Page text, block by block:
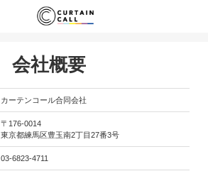
会社概要
カーテンコール合同会社
〒176-0014
東京都練馬区豊玉南2丁目27番3号
03-6823-4711